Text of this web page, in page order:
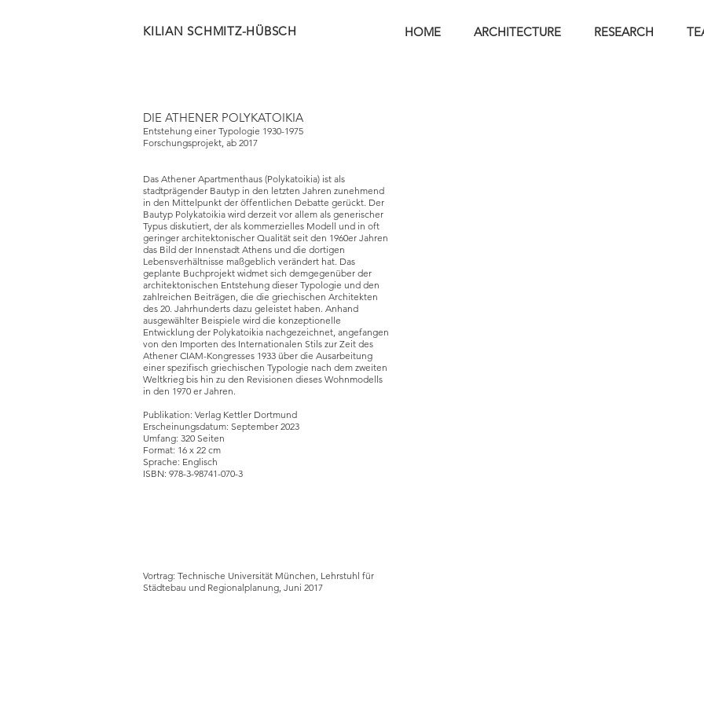
KILIAN SCHMITZ-HÜBSCH
DIE ATHENER POLYKATOIKIA
Entstehung einer Typologie 1930-1975
Forschungsprojekt, ab 2017
Das Athener Apartmenthaus (Polykatoikia) ist als
stadtprägender Bautyp in den letzten Jahren zunehmend
in den Mittelpunkt der öffentlichen Debatte gerückt. Der
Bautyp Polykatoikia wird derzeit vor allem als generischer
Typus diskutiert, der als kommerzielles Modell und in oft
geringer architektonischer Qualität seit den 1960er Jahren
das Bild der Innenstadt Athens und die dortigen
Lebensverhältnisse maßgeblich verändert hat. Das
geplante Buchprojekt widmet sich demgegenüber der
architektonischen Entstehung dieser Typologie und den
zahlreichen Beiträgen, die die griechischen Architekten
des 20. Jahrhunderts dazu geleistet haben. Anhand
ausgewählter Beispiele wird die konzeptionelle
Entwicklung der Polykatoikia nachgezeichnet, angefangen
von den Importen des Internationalen Stils zur Zeit des
Athener CIAM-Kongresses 1933 über die Ausarbeitung
einer spezifisch griechischen Typologie nach dem zweiten
Weltkrieg bis hin zu den Revisionen dieses Wohnmodells
in den 1970 er Jahren.
Publikation: Verlag Kettler Dortmund
Erscheinungsdatum: September 2023
Umfang: 320 Seiten
Format: 16 x 22 cm
Sprache: Englisch
ISBN: 978-3-98741-070-3
Vortrag: Technische Universität München, Lehrstuhl für
Städtebau und Regionalplanung, Juni 2017
HOME ARCHITECTURE RESEARCH